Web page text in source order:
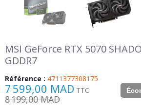
MSI GeForce RTX 5070
GDDR7
Référence : 4711377308175
7 599,00 MAD TTC
8 199,00 MAD